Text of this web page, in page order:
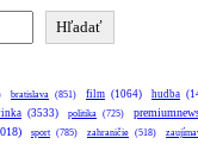
Hľadať
bratislava (851) film (1064) hudba
(3533) politika (725)
sport (785) zahraničie (518)